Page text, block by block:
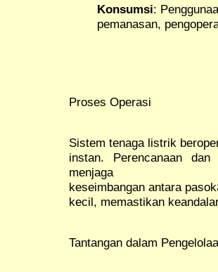
Konsumsi:
pemanasan,
Proses Operasi
Sistem tenaga listrik
instan. Perencanaan
menjaga
keseimbangan antara
kecil, memastikan
Tantangan dalam